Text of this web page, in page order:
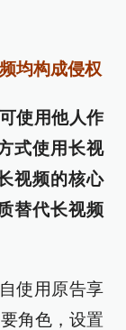
均构成侵权
使用他人作
式使用长视
视频的核心
替代长视频
使用原告享
角色，设置